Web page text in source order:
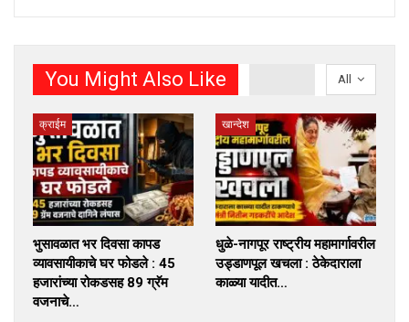
All
You Might Also Like
क्राईम
भुसावळात भर दिवसा कापड
व्यावसायीकाचे घर फोडले : 45
हजारांच्या रोकडसह 89 ग्रॅम
वजनाचे…
खान्देश
धुळे-नागपूर राष्ट्रीय महामार्गावरील
उड्डाणपूल खचला : ठेकेदाराला
काळ्या यादीत…